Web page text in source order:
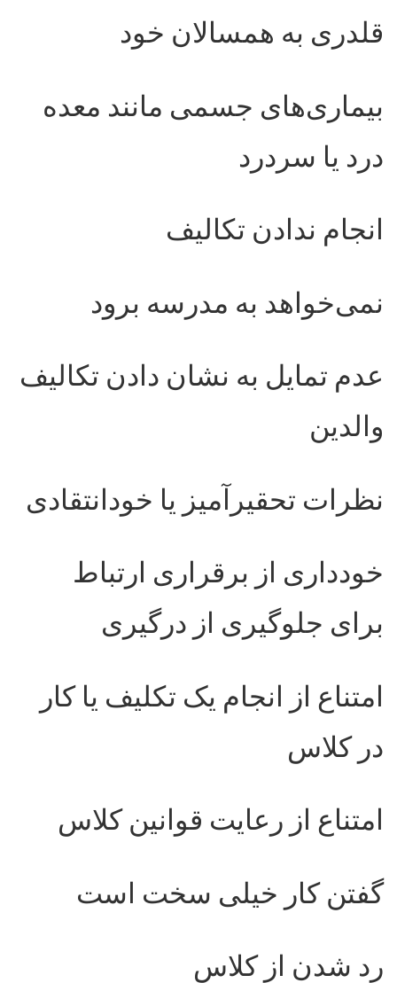
قلدری به همسالان خود
بیماری‌های جسمی مانند معده
درد یا سردرد
انجام ندادن تکالیف
نمی‌خواهد به مدرسه برود
عدم تمایل به نشان دادن تکالیف
والدین
نظرات تحقیرآمیز یا خودانتقادی
خودداری از برقراری ارتباط
برای جلوگیری از درگیری
امتناع از انجام یک تکلیف یا کار
در کلاس
امتناع از رعایت قوانین کلاس
گفتن کار خیلی سخت است
رد شدن از کلاس